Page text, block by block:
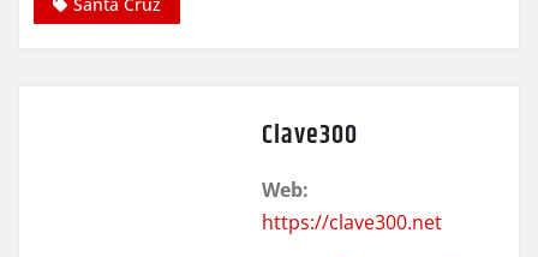
Clave300
Web:
https://clave300.net